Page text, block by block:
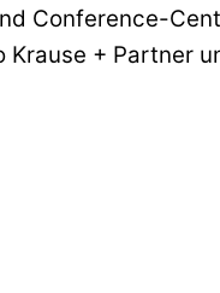
Conference-
Krause + Partner